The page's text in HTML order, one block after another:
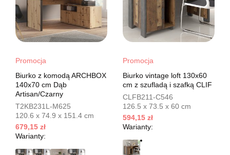
Promocja
Biurko z komodą ARCHBOX
140x70 cm Dąb
Artisan/Czarny
T2KB231L-M625
120.6 x 74.9 x 151.4 cm
679,15 zł
Warianty:
Promocja
Biurko vintage loft 130x60
cm z szufladą i szafką CLIF
CLFB211-C546
126.5 x 73.5 x 60 cm
594,15 zł
Warianty: